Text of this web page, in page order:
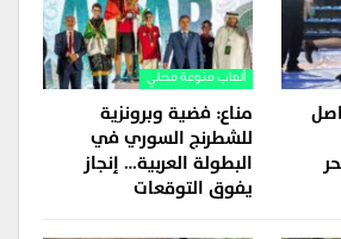
ألعاب منوعة محلي
مناع: فضية وبرونزية
للشطرنج السوري في
البطولة العربية… إنجاز
يفوق التوقعات